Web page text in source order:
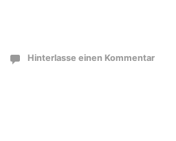
Hinterlasse einen Kommentar